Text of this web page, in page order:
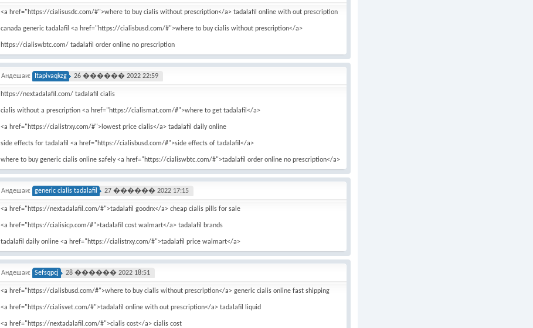
<a href="https://cialisusdc.com/#">where to buy cialis without prescription</a> tadalafil online with out prescription
canada generic tadalafil <a href="https://cialisbusd.com/#">where to buy cialis without prescription</a>
https://cialiswbtc.com/ tadalafil order online no prescription
Андешаи: Itapivaqkzg 26 ������ 2022 22:59
https://nextadalafil.com/ tadalafil cialis
cialis without a prescription <a href="https://cialismat.com/#">where to get tadalafil</a>
<a href="https://cialistrxy.com/#">lowest price cialis</a> tadalafil daily online
side effects for tadalafil <a href="https://cialisbusd.com/#">side effects of tadalafil</a>
where to buy generic cialis online safely <a href="https://cialiswbtc.com/#">tadalafil order online no prescription</a>
Андешаи: generic cialis tadalafil 27 ������ 2022 17:15
<a href="https://nextadalafil.com/#">tadalafil goodrx</a> cheap cialis pills for sale
<a href="https://cialisicp.com/#">tadalafil cost walmart</a> tadalafil brands
tadalafil daily online <a href="https://cialistrxy.com/#">tadalafil price walmart</a>
Андешаи: Sefsqpcj 28 ������ 2022 18:51
<a href="https://cialisbusd.com/#">where to buy cialis without prescription</a> generic cialis online fast shipping
<a href="https://cialisvet.com/#">tadalafil online with out prescription</a> tadalafil liquid
<a href="https://nextadalafil.com/#">cialis cost</a> cialis cost